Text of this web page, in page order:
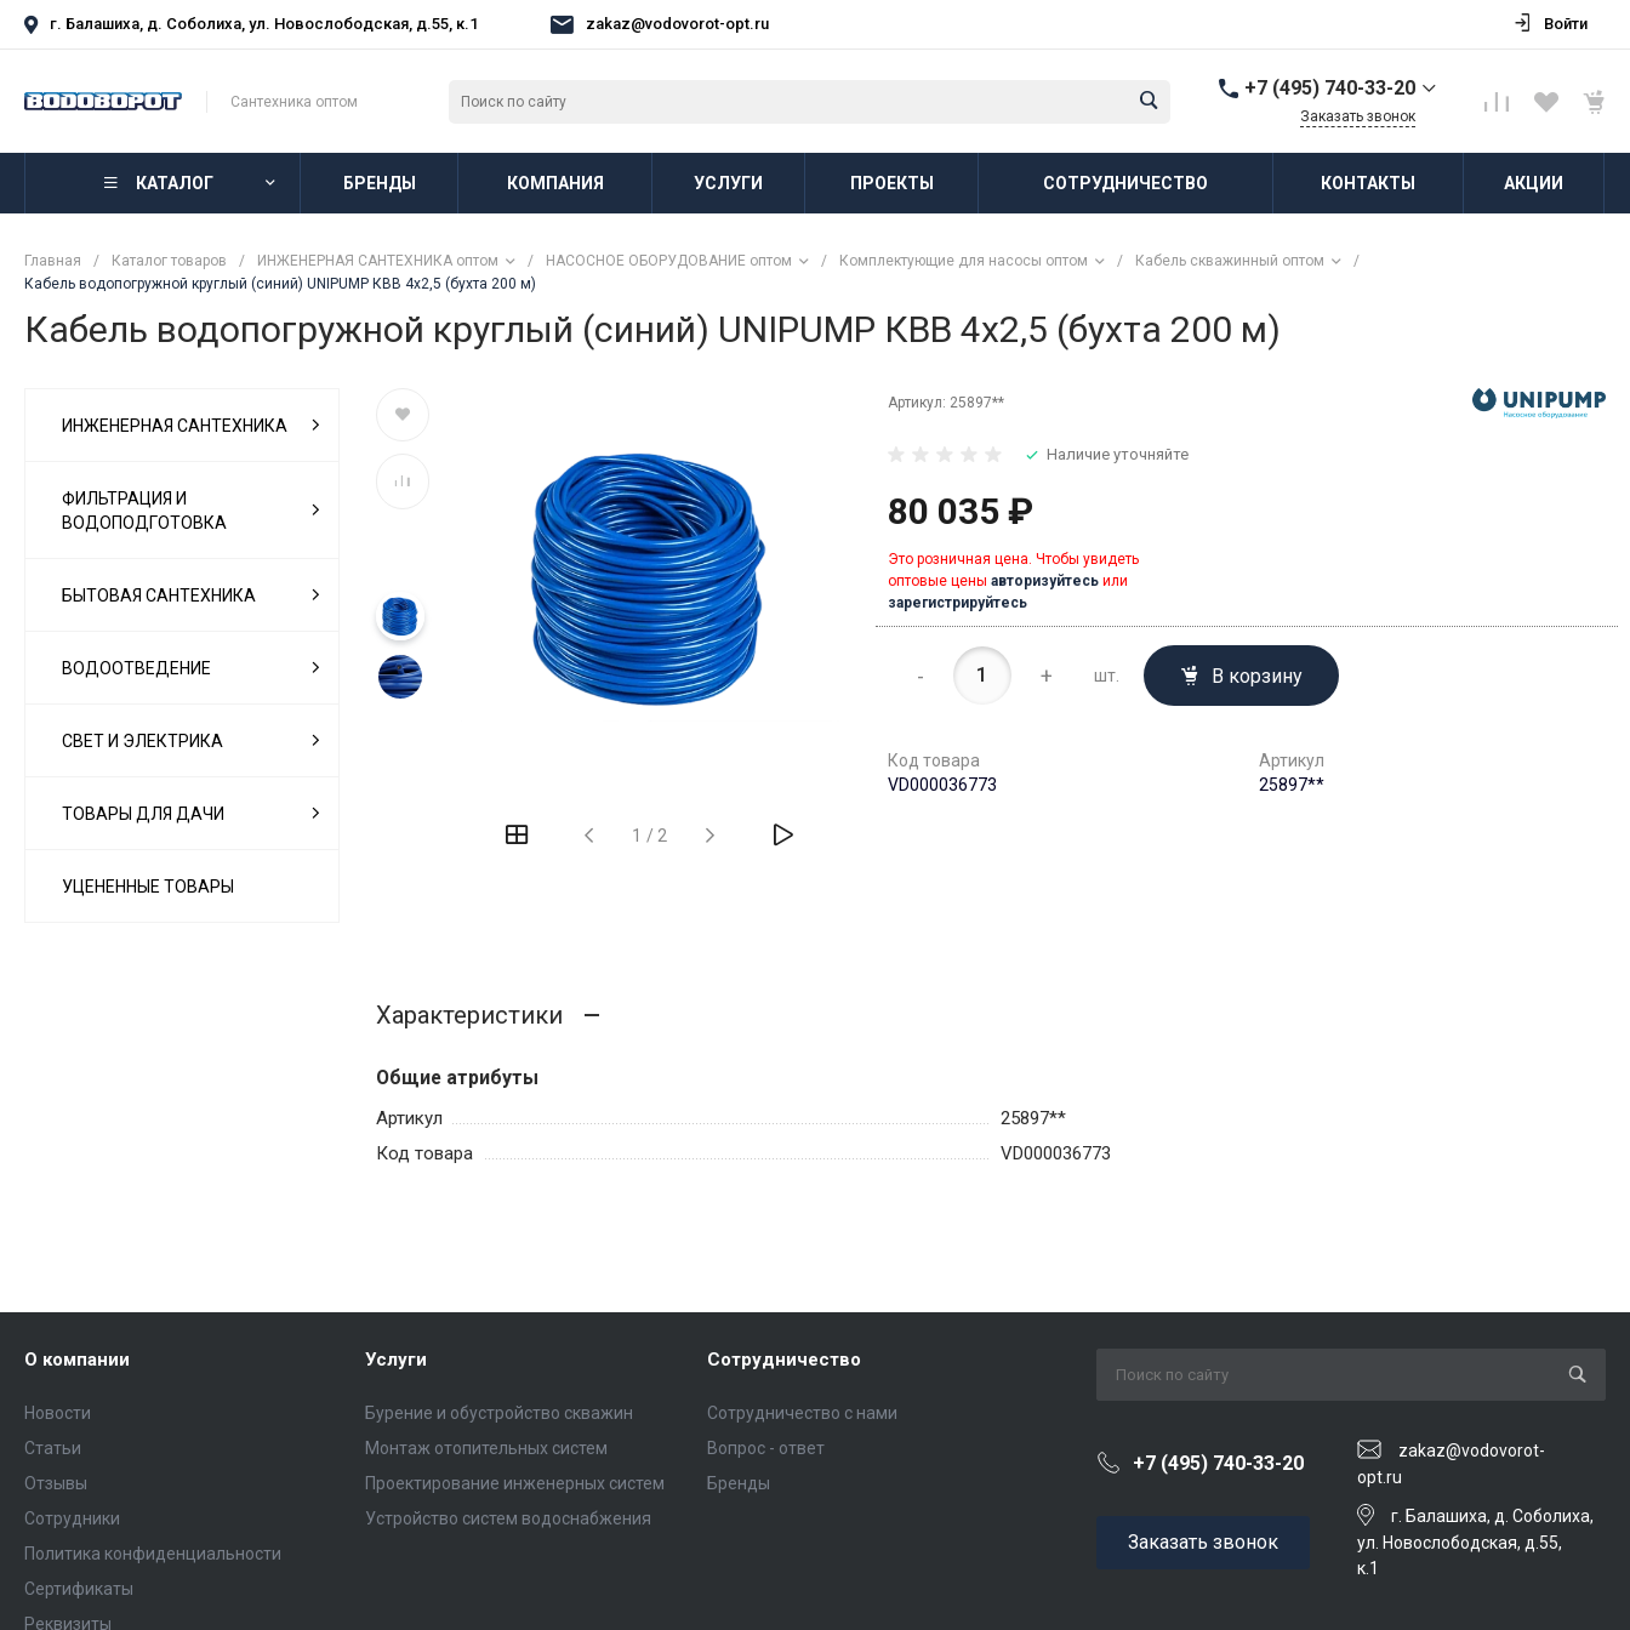
г. Балашиха, д. Соболиха, ул. Новослободская, д.55, к.1 zakaz@vodovorot-opt.ru Войти
Сантехника оптом
+7 (495) 740-33-20
г. Балашиха, д.
Пн-Пт: 8:00-18:00 Cб-Вс:
Заказать звонок
КАТАЛОГ БРЕНДЫ КОМПАНИЯ УСЛУГИ ПРОЕКТЫ СОТРУДНИЧЕСТВО КОНТАКТЫ АКЦИИ
Главная / Каталог товаров / ИНЖЕНЕРНАЯ САНТЕХНИКА оптом / НАСОСНОЕ ОБОРУДОВАНИЕ оптом / Комплектующие для насосы оптом / Кабель скважинный оптом
/
Кабель водопогружной круглый (синий) UNIPUMP КВВ 4х2,5 (бухта 200 м)
Кабель водопогружной круглый (синий) UNIPUMP КВВ 4х2,5 (бухта 200 м)
ИНЖЕНЕРНАЯ САНТЕХНИКА
ФИЛЬТРАЦИЯ И
ВОДОПОДГОТОВКА
БЫТОВАЯ САНТЕХНИКА
ВОДООТВЕДЕНИЕ
СВЕТ И ЭЛЕКТРИКА
ТОВАРЫ ДЛЯ ДАЧИ
УЦЕНЕННЫЕ ТОВАРЫ
1 / 2
Артикул: 25897**
Наличие уточняйте
80 035 ₽
Это розничная цена. Чтобы увидеть
оптовые цены авторизуйтесьили
зарегистрируйтесь
- + шт. В корзину
Код товара
VD000036773
Артикул
25897**
Характеристики
Общие атрибуты
Артикул
25897**
Код товара
VD000036773
О компании
Новости
Статьи
Отзывы
Сотрудники
Политика конфиденциальности
Сертификаты
Реквизиты
Услуги
Бурение и обустройство скважин
Монтаж отопительных систем
Проектирование инженерных систем
Устройство систем водоснабжения
Сотрудничество
Сотрудничество с нами
Вопрос - ответ
Бренды
+7 (495) 740-33-20
zakaz@vodovorot-
opt.ru
Заказать звонок
г. Балашиха, д. Соболиха,
ул. Новослободская, д.55,
к.1